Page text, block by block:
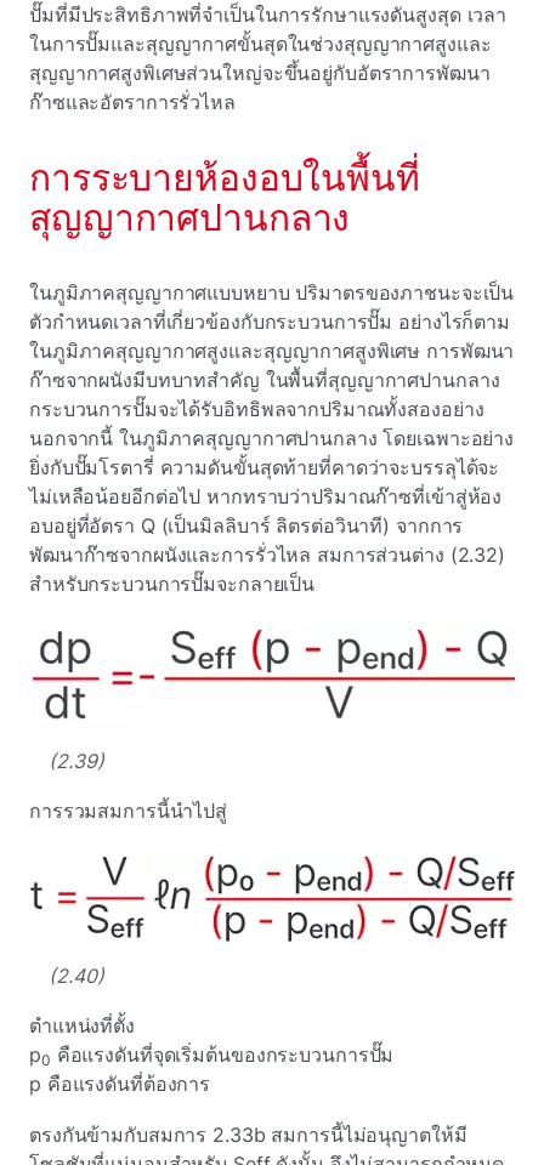
ปั๊มที่มีประสิทธิภาพที่จําเป็นในการรักษาแรงดันสูงสุด เวลา
ในการปั๊มและสุญญากาศขั้นสุดในช่วงสุญญากาศสูงและ
สุญญากาศสูงพิเศษส่วนใหญ่จะขึ้นอยู่กับอัตราการพัฒนา
ก๊าซและอัตราการรั่วไหล
การระบายห้องอบในพื้นที่
สุญญากาศปานกลาง
ในภูมิภาคสุญญากาศแบบหยาบ ปริมาตรของภาชนะจะเป็น
ตัวกําหนดเวลาที่เกี่ยวข้องกับกระบวนการปั๊ม อย่างไรก็ตาม
ในภูมิภาคสุญญากาศสูงและสุญญากาศสูงพิเศษ การพัฒนา
ก๊าซจากผนังมีบทบาทสําคัญ ในพื้นที่สุญญากาศปานกลาง
กระบวนการปั๊มจะได้รับอิทธิพลจากปริมาณทั้งสองอย่าง
นอกจากนี้ ในภูมิภาคสุญญากาศปานกลาง โดยเฉพาะอย่าง
ยิ่งกับปั๊มโรตารี่ ความดันขั้นสุดท้ายที่คาดว่าจะบรรลุได้จะ
ไม่เหลือน้อยอีกต่อไป หากทราบว่าปริมาณก๊าซที่เข้าสู่ห้อง
อบอยู่ที่อัตรา Q (เป็นมิลลิบาร์ ลิตรต่อวินาที) จากการ
พัฒนาก๊าซจากผนังและการรั่วไหล สมการส่วนต่าง (2.32)
สําหรับกระบวนการปั๊มจะกลายเป็น
(2.39)
การรวมสมการนี้นําไปสู่
(2.40)
ตําแหน่งที่ตั้ง
p0 คือแรงดันที่จุดเริ่มต้นของกระบวนการปั๊ม
p คือแรงดันที่ต้องการ
ตรงกันข้ามกับสมการ 2.33b สมการนี้ไม่อนุญาตให้มี